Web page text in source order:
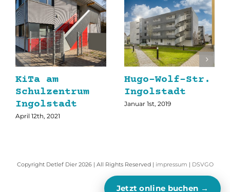
KiTa am
Schulzentrum
Ingolstadt
April 12th, 2021
Hugo-Wolf-Str.
Ingolstadt
Januar 1st, 2019
Copyright Detlef Dier 2026 | All Rights Reserved | impressum | DSVGO
Jetzt online buchen →